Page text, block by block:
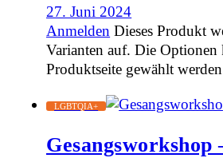
27. Juni 2024
Anmelden Dieses Produkt
Varianten auf. Die Optionen
Produktseite gewählt werden
LGBTQIA+
Gesangsworkshop